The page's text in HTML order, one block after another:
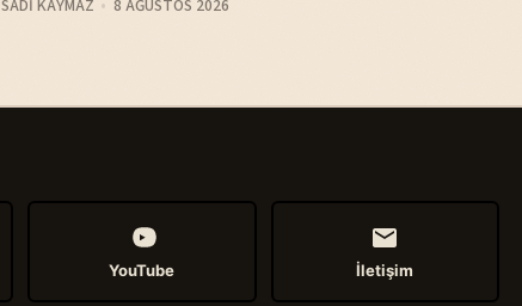
SADI KAYMAZ 8 AĞUSTOS 2026
YouTube İletişim